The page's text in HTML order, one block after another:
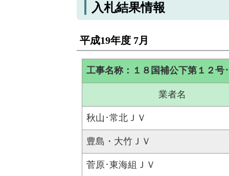
入札結果情報
平成19年度 7月
工事名称：１８国補公下第１２
業者名
秋山･常北ＪＶ
豊島・大竹ＪＶ
菅原･東海組ＪＶ